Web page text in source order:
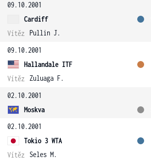
09.10.2001
Cardiff
Vítěz
Pullin J.
09.10.2001
Hallandale ITF
Vítěz
Zuluaga F.
02.10.2001
Moskva
02.10.2001
Tokio 3 WTA
Vítěz
Seles M.